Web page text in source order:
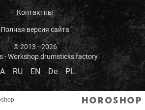
Контактны
Полная версия сайта
© 2013—2026
- Workshop drumsticks factory
RU EN De PL